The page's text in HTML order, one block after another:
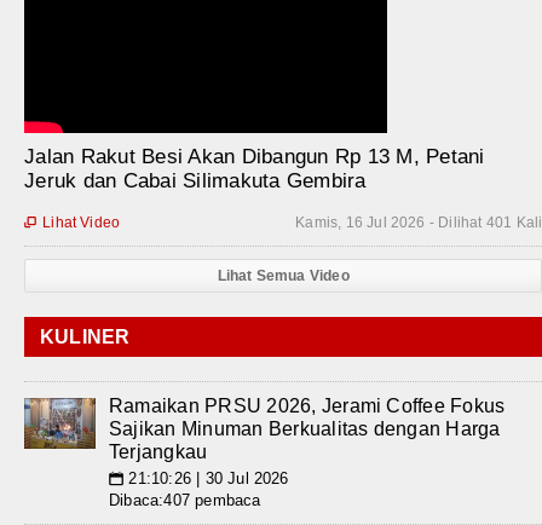
Jalan Rakut Besi Akan Dibangun Rp 13 M, Petani
Jeruk dan Cabai Silimakuta Gembira
Kamis, 16 Jul 2026 - Dilihat 401 Kali
 Lihat Video
Lihat Semua Video
KULINER
Ramaikan PRSU 2026, Jerami Coffee Fokus
Sajikan Minuman Berkualitas dengan Harga
Terjangkau
📅 21:10:26 | 30 Jul 2026
Dibaca:407 pembaca